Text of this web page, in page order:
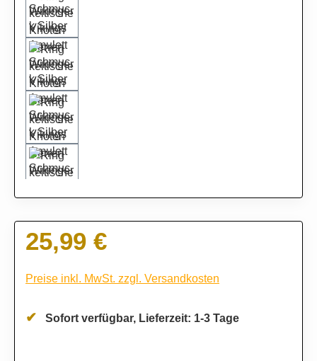
Regulärer Preis:
25,99 €
Preise inkl. MwSt. zzgl. Versandkosten
Sofort verfügbar, Lieferzeit: 1-3 Tage